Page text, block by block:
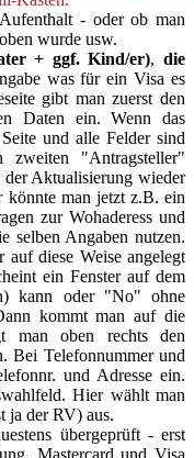
- oder ob man
wurde usw.
+ ggf. Kind/er), die
was für ein Visa es
gibt man zuerst den
Daten ein. Wenn das
und alle Felder sind
"Antragsteller"
Aktualisierung wieder
könnte man jetzt z.B. ein
zur Wohaderess und
selben Angaben nutzen.
auf diese Weise angelegt
ein Fenster auf dem
kann oder "No" ohne
kommt man auf die
man oben rechts den
Bei Telefonnummer und
und Adresse ein.
Hier wählt man
ja der RV) aus.
übergeprüft - erst